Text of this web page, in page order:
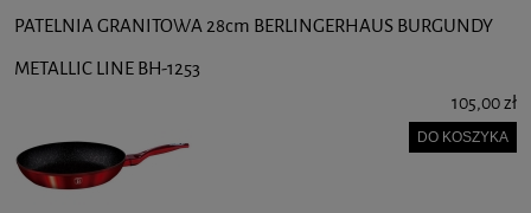
PATELNIA GRANITOWA 28cm BERLINGERHAUS BURGUNDY
METALLIC LINE BH-1253
105,00 zł
DO KOSZYKA